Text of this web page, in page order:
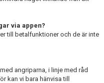
via appen?
till betalfunktioner och de är inte
angriparna, i linje med råd
kan vi bara hänvisa till